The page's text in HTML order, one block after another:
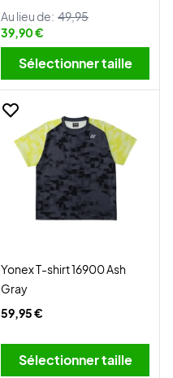
Au lieu de: 49,95
39,90 €
Sélectionner taille
Yonex T-shirt 16900 Ash
Gray
59,95 €
Sélectionner taille